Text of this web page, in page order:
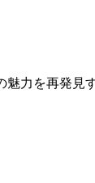
力を再発